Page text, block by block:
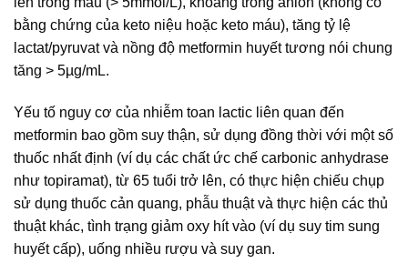
bằng chứng của keto niệu hoặc keto máu), tăng tỷ lệ
lactat/pyruvat và nồng độ metformin huyết tương nói chung
tăng > 5µg/mL.
Yếu tố nguy cơ của nhiễm toan lactic liên quan đến
metformin bao gồm suy thận, sử dụng đồng thời với một số
thuốc nhất định (ví dụ các chất ức chế carbonic anhydrase
như topiramat), từ 65 tuổi trở lên, có thực hiện chiếu chụp
sử dụng thuốc cản quang, phẫu thuật và thực hiện các thủ
thuật khác, tình trạng giảm oxy hít vào (ví dụ suy tim sung
huyết cấp), uống nhiều rượu và suy gan.